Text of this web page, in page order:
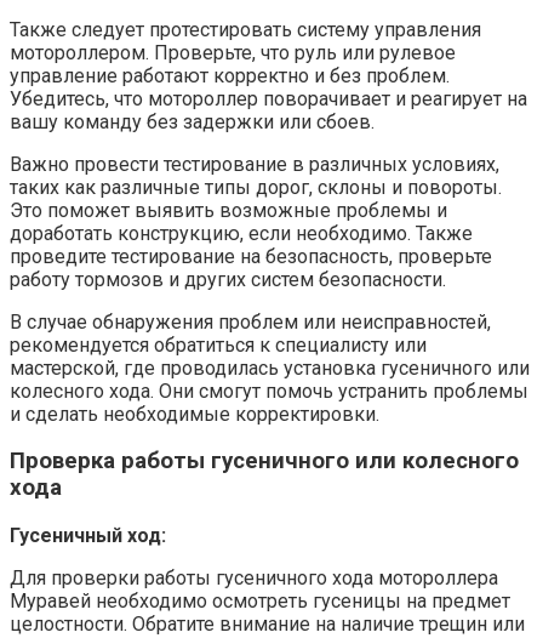
Также следует протестировать систему управления
мотороллером. Проверьте, что руль или рулевое
управление работают корректно и без проблем.
Убедитесь, что мотороллер поворачивает и реагирует на
вашу команду без задержки или сбоев.
Важно провести тестирование в различных условиях,
таких как различные типы дорог, склоны и повороты.
Это поможет выявить возможные проблемы и
доработать конструкцию, если необходимо. Также
проведите тестирование на безопасность, проверьте
работу тормозов и других систем безопасности.
В случае обнаружения проблем или неисправностей,
рекомендуется обратиться к специалисту или
мастерской, где проводилась установка гусеничного или
колесного хода. Они смогут помочь устранить проблемы
и сделать необходимые корректировки.
Проверка работы гусеничного или колесного
хода
Гусеничный ход:
Для проверки работы гусеничного хода мотороллера
Муравей необходимо осмотреть гусеницы на предмет
целостности. Обратите внимание на наличие трещин или